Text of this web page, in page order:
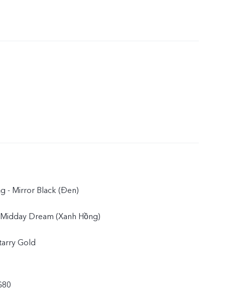
- Mirror Black (Đen)
Dream (Xanh Hồng)
Gold